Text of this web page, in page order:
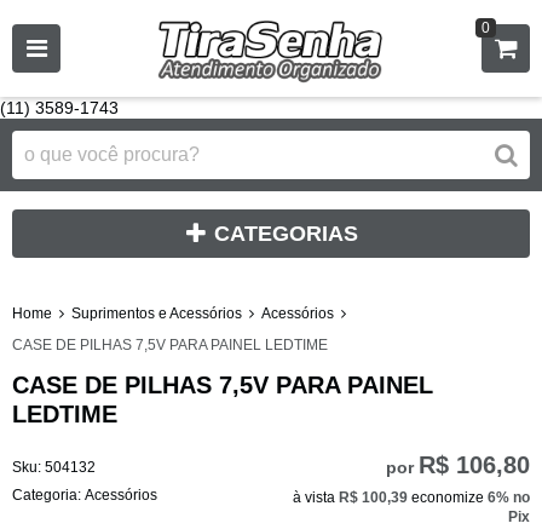
(11) 3589-1743
0
CATEGORIAS
Home Suprimentos e Acessórios
Acessórios
CASE DE PILHAS 7,5V PARA PAINEL LEDTIME
CASE DE PILHAS 7,5V PARA PAINEL
LEDTIME
Sku: 504132
Categoria: Acessórios
por R$ 106,80
à vista R$ 100,39 economize 6% no
Pix